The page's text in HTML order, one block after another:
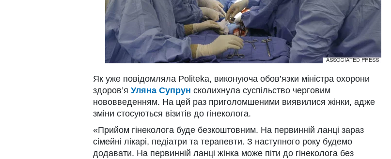
Як уже повідомляла Politeka, виконуюча обов’язки міністра охорони
здоров’я Уляна Супрун сколихнула суспільство черговим
нововведенням. На цей раз приголомшеними виявилися жінки, адже
зміни стосуються візитів до гінеколога.
«Прийом гінеколога буде безкоштовним. На первинній ланці зараз
сімейні лікарі, педіатри та терапевти. З наступного року будемо
додавати. На первинній ланці жінка може піти до гінеколога без